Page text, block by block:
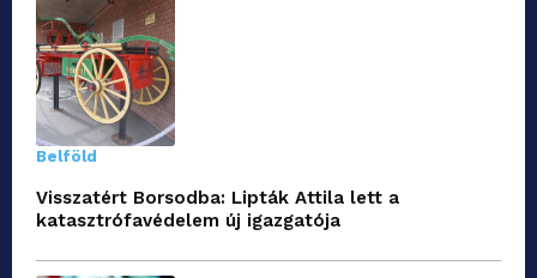
Belföld
Visszatért Borsodba: Lipták Attila lett a
katasztrófavédelem új igazgatója